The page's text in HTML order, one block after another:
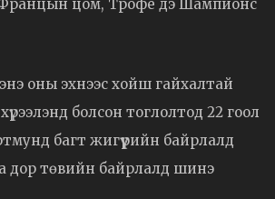
Францын цом, Трофе дэ Шампионс
оны эхнээс хойш гайхалтай
болсон тоглолтод 22 гоол
багт жигүүрийн байрлалд
дор төвийн байрлалд шинэ